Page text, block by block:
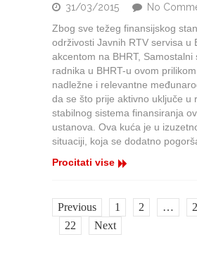
31/03/2015 No
Zbog sve težeg finansijskog
održivosti Javnih RTV servisa u
akcentom na BHRT, Samostalni
radnika u BHRT-u ovom
nadležne i relevantne
da se što prije aktivno uključe u
stabilnog sistema finansiranja
ustanova. Ova kuća je u
situaciji, koja se dodatno
Procitati vise
Previous 1 2 …
22
Next